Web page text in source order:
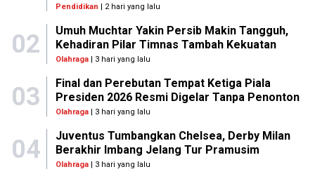
Pendidikan | 2 hari yang lalu
02
Umuh Muchtar Yakin Persib Makin Tangguh,
Kehadiran Pilar Timnas Tambah Kekuatan
Olahraga| 3 hari yang lalu
03
Final dan Perebutan Tempat Ketiga Piala
Presiden 2026 Resmi Digelar Tanpa Penonton
Olahraga| 3 hari yang lalu
04
Juventus Tumbangkan Chelsea, Derby Milan
Berakhir Imbang Jelang Tur Pramusim
Olahraga| 3 hari yang lalu